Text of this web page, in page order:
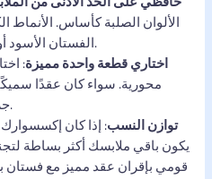
الألوان الصلبة كأساس. الأنماط
الفستان الأسود أو البلوزة العادية تعمل بشكل جيد.
اختاري قطعة واحدة مميزة:
محورية. سواء كان عقدًا
جريئًا، اجعلي ذلك هو نجم ملابسك.
توازن النسب: إذا كان
يكون باقي ملابسك أكثر بساطة
قومي بإقران عقد مميز مع